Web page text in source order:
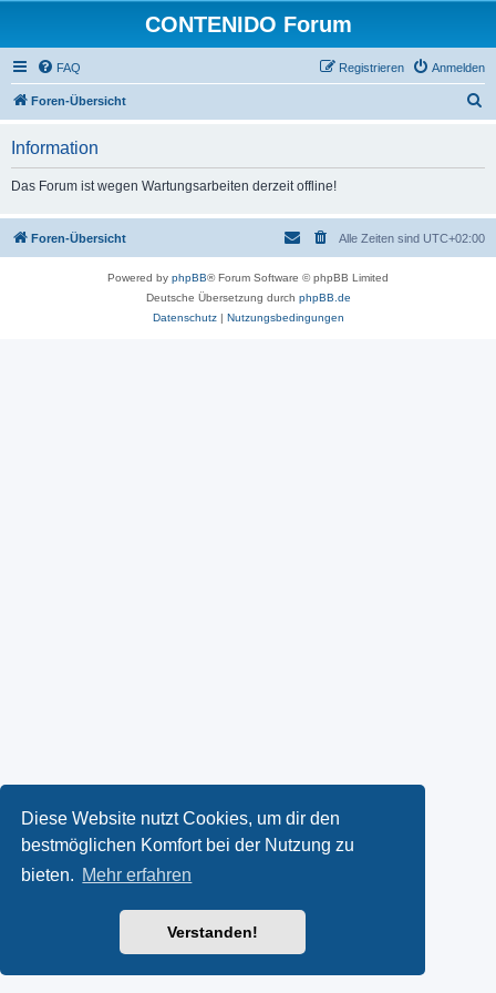
Diese Website nutzt Cookies, um dir den
bestmöglichen Komfort bei der Nutzung zu
bieten. Mehr erfahren
Verstanden!
CONTENIDO Forum
FAQ Anmelden
Registrieren
Foren-Übersicht
Information
Das Forum ist wegen Wartungsarbeiten derzeit offline!
Foren-Übersicht Alle Zeiten sind UTC+02:00
Powered by phpBB® Forum Software © phpBB Limited
Deutsche Übersetzung durch phpBB.de
Datenschutz| Nutzungsbedingungen